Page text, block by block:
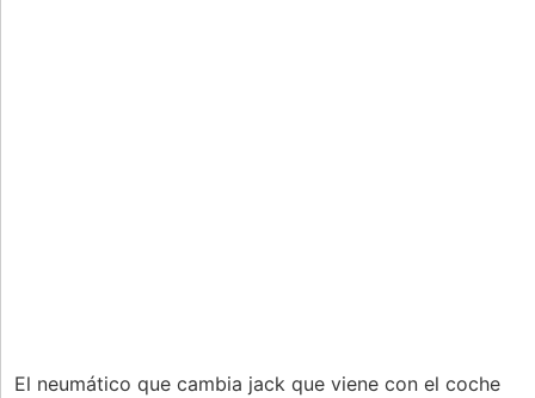
El neumático que cambia jack que viene con el coche